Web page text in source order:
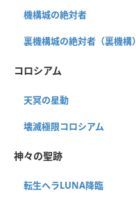
機構城の絶対者
裏機構城の絶対者（裏機構）
コロシアム
天冥の星動
壊滅極限コロシアム
神々の聖跡
転生ヘラLUNA降臨